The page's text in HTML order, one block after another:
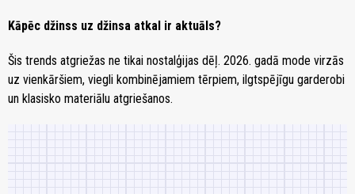
Kāpēc džinss uz džinsa atkal ir aktuāls?
Šis trends atgriežas ne tikai nostalģijas dēļ. 2026. gadā mode virzās
uz vienkāršiem, viegli kombinējamiem tērpiem, ilgtspējīgu garderobi
un klasisko materiālu atgriešanos.